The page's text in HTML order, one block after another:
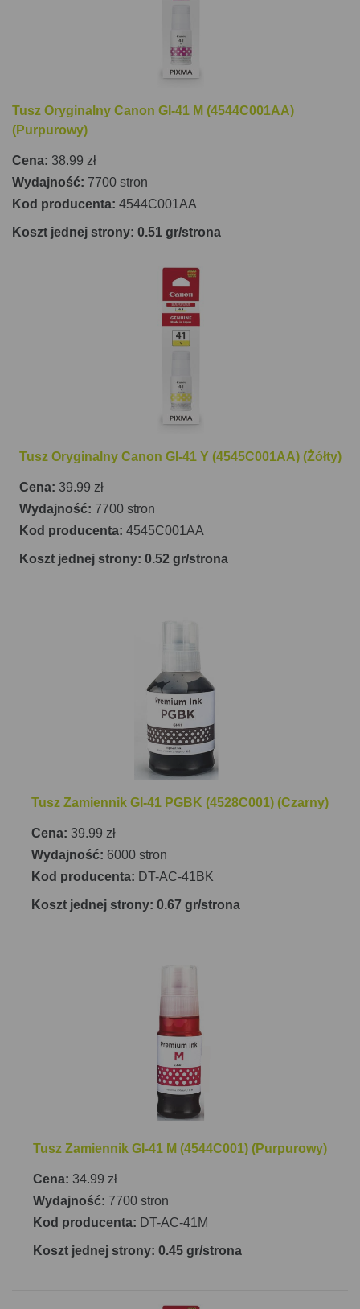
Tusz Oryginalny Canon GI-41 M (4544C001AA)
(Purpurowy)
Cena: 38.99 zł
Wydajność: 7700 stron
Kod producenta: 4544C001AA
Koszt jednej strony: 0.51 gr/strona
Tusz Oryginalny Canon GI-41 Y (4545C001AA) (Żółty)
Cena: 39.99 zł
Wydajność: 7700 stron
Kod producenta: 4545C001AA
Koszt jednej strony: 0.52 gr/strona
Tusz Zamiennik GI-41 PGBK (4528C001) (Czarny)
Cena: 39.99 zł
Wydajność: 6000 stron
Kod producenta: DT-AC-41BK
Koszt jednej strony: 0.67 gr/strona
Tusz Zamiennik GI-41 M (4544C001) (Purpurowy)
Cena: 34.99 zł
Wydajność: 7700 stron
Kod producenta: DT-AC-41M
Koszt jednej strony: 0.45 gr/strona